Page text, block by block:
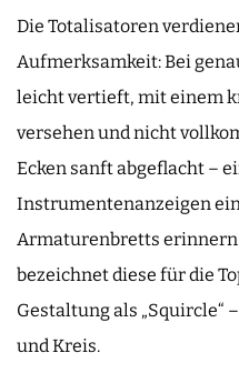
Die Totalisatoren
Aufmerksamkeit: Bei
leicht vertieft, mit einem
versehen und nicht
Ecken sanft abgeflacht –
Instrumentenanzeigen
Armaturenbretts
bezeichnet diese für die
Gestaltung als „Squircle“
und Kreis.